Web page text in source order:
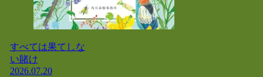
すべては果てしな
い賭け
2026.07.20